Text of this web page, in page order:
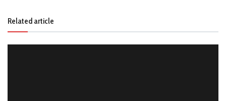
Related article